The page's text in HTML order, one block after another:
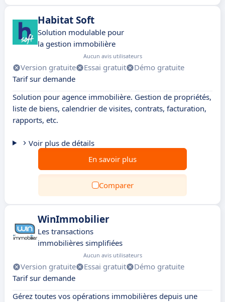
Habitat Soft
Solution modulable pour
la gestion immobilière
Aucun avis utilisateurs
Version gratuite Essai gratuit
Démo gratuite
Tarif sur demande
Solution pour agence immobilière. Gestion de propriétés,
liste de biens, calendrier de visites, contrats, facturation,
rapports, etc.
Voir plus de détails
En savoir plus
Comparer
WinImmobilier
Les transactions
immobilières simplifiées
Aucun avis utilisateurs
Version gratuite Essai gratuit
Démo gratuite
Tarif sur demande
Gérez toutes vos opérations immobilières depuis une